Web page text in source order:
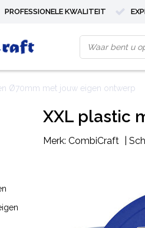
PROFESSIONELE KWALITEIT
Ø70mm met jouw eigen ontwerp
XXL plastic
Merk: CombiCraft